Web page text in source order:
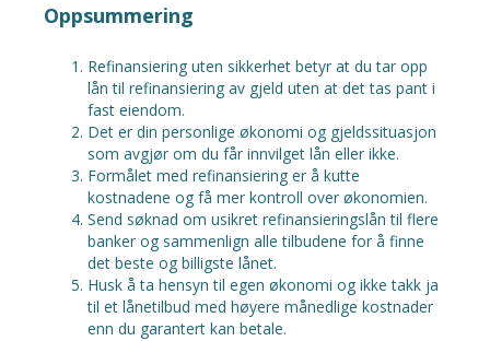
Oppsummering
Refinansiering uten sikkerhet betyr at du tar opp
lån til refinansiering av gjeld uten at det tas pant i
fast eiendom.
Det er din personlige økonomi og gjeldssituasjon
som avgjør om du får innvilget lån eller ikke.
Formålet med refinansiering er å kutte
kostnadene og få mer kontroll over økonomien.
Send søknad om usikret refinansieringslån til flere
banker og sammenlign alle tilbudene for å finne
det beste og billigste lånet.
Husk å ta hensyn til egen økonomi og ikke takk ja
til et lånetilbud med høyere månedlige kostnader
enn du garantert kan betale.